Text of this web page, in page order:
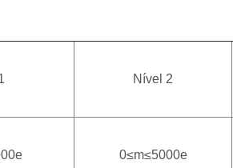
Nível 2
0≤m≤5000e